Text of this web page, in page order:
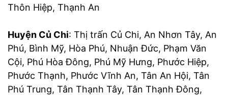
Thôn Hiệp, Thạnh An
Huyện Củ Chi: Thị trấn Củ Chi, An Nhơn Tây, An
Phú, Bình Mỹ, Hòa Phú, Nhuận Đức, Phạm Văn
Cội, Phú Hòa Đông, Phú Mỹ Hưng, Phước Hiệp,
Phước Thạnh, Phước Vĩnh An, Tân An Hội, Tân
Phú Trung, Tân Thạnh Tây, Tân Thạnh Đông,